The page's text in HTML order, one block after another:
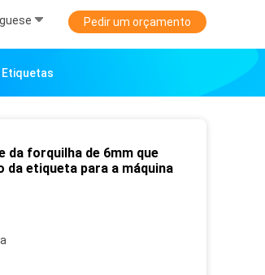
Pedir um orçamento
Etiquetas
da forquilha de 6mm que
etiqueta para a máquina